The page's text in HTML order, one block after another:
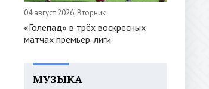
04 август 2026, Вторник
«Голепад» в трёх воскресных
матчах премьер-лиги
МУЗЫКА